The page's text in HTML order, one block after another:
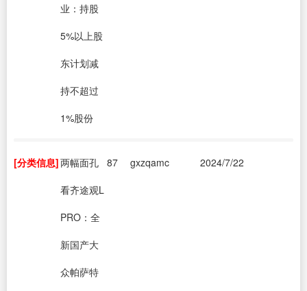
业：持股
5%以上股
东计划减
持不超过
1%股份
[分类信息]两幅面孔
看齐途观L
PRO：全
新国产大
众帕萨特
87 gxzqamc 2024/7/22